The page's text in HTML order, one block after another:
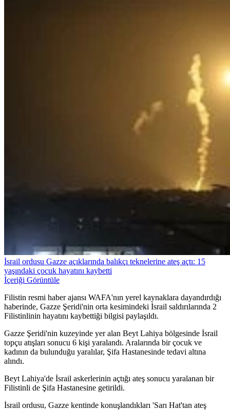
İsrail ordusu Gazze açıklarında balıkçı teknelerine ateş açtı: 15
yaşındaki çocuk hayatını kaybetti
İçeriği Görüntüle
Filistin resmi haber ajansı WAFA'nın yerel kaynaklara dayandırdığı
haberinde, Gazze Şeridi'nin orta kesimindeki İsrail saldırılarında 2
Filistinlinin hayatını kaybettiği bilgisi paylaşıldı.
Gazze Şeridi'nin kuzeyinde yer alan Beyt Lahiya bölgesinde İsrail
topçu atışları sonucu 6 kişi yaralandı. Aralarında bir çocuk ve
kadının da bulunduğu yaralılar, Şifa Hastanesinde tedavi altına
alındı.
Beyt Lahiya'de İsrail askerlerinin açtığı ateş sonucu yaralanan bir
Filistinli de Şifa Hastanesine getirildi.
İsrail ordusu, Gazze kentinde konuşlandıkları 'Sarı Hat'tan ateş